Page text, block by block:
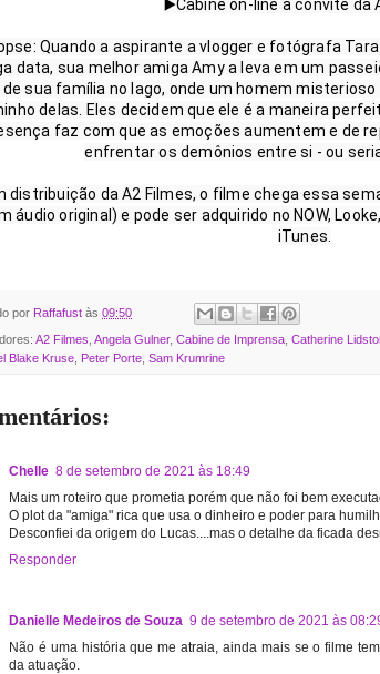
▶️Cabine on-line à convite da
Quando a aspirante a vlogger e fotógrafa
data, sua melhor amiga Amy a leva em um
sua família no lago, onde um homem
delas. Eles decidem que ele é a maneira
faz com que as emoções aumentem e de
enfrentar os demônios entre si - ou
distribuição da A2 Filmes, o filme chega essa
áudio original) e pode ser adquirido no NOW,
por Raffafust às 09:50
A2 Filmes Angela Gulner, Cabine de Imprensa Catherine
Blake Kruse Peter Porte Sam Krumrine
Chelle 8 de setembro de 2021 às 18:49
Mais um roteiro que prometia porém que não foi bem
O plot da "amiga" rica que usa o dinheiro e poder para
Desconfiei da origem do Lucas....mas o detalhe da ficada
Responder
Danielle Medeiros de Souza 9 de setembro de 2021 às
Não é uma história que me atraia, ainda mais se o filme
da atuação.